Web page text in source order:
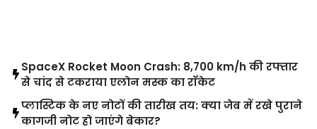
SpaceX Rocket Moon Crash: 8,700 km/h की रफ्तार
से चांद से टकराया एलोन मस्क का रॉकेट
प्लास्टिक के नए नोटों की तारीख तय: क्या जेब में रखे पुराने
कागजी नोट हो जाएंगे बेकार?